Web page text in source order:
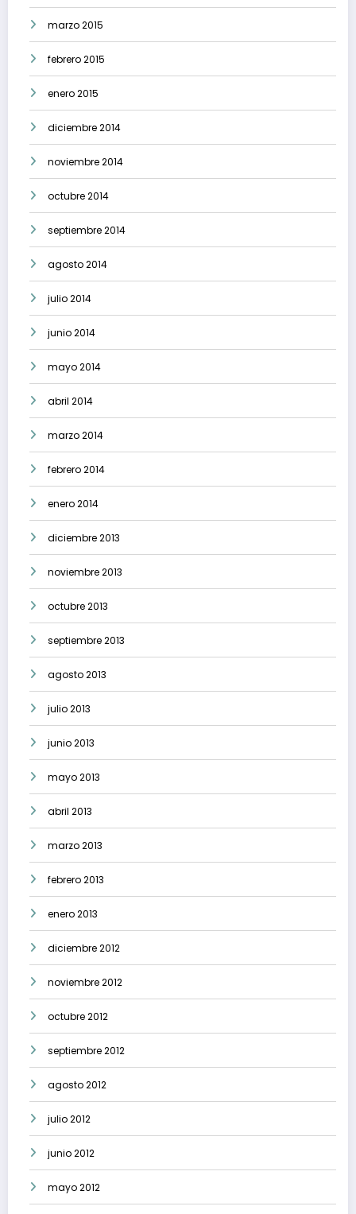
marzo 2015
febrero 2015
enero 2015
diciembre 2014
noviembre 2014
octubre 2014
septiembre 2014
agosto 2014
julio 2014
junio 2014
mayo 2014
abril 2014
marzo 2014
febrero 2014
enero 2014
diciembre 2013
noviembre 2013
octubre 2013
septiembre 2013
agosto 2013
julio 2013
junio 2013
mayo 2013
abril 2013
marzo 2013
febrero 2013
enero 2013
diciembre 2012
noviembre 2012
octubre 2012
septiembre 2012
agosto 2012
julio 2012
junio 2012
mayo 2012